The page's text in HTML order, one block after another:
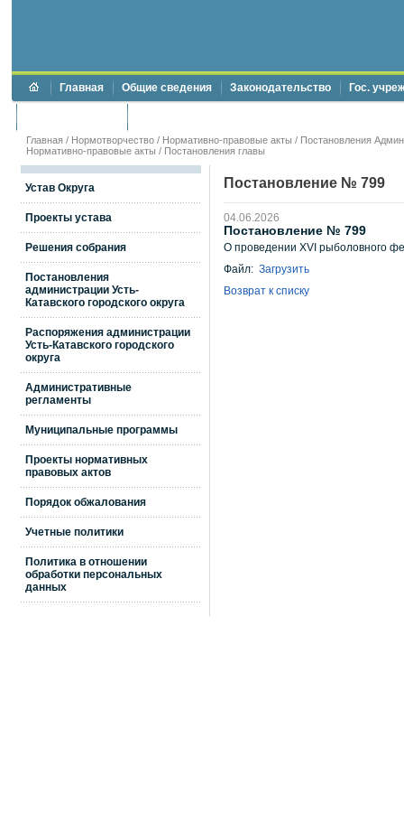
Главная Общие сведения Законодательство Гос.
Главная / Нормотворчество / Нормативно-правовые акты / Постановления
Нормативно-правовые акты / Постановления главы
Устав Округа
Проекты устава
Решения собрания
Постановления
администрации Усть-
Катавского городского округа
Распоряжения администрации
Усть-Катавского городского
округа
Административные
регламенты
Муниципальные программы
Проекты нормативных
правовых актов
Порядок обжалования
Учетные политики
Политика в отношении
обработки персональных
данных
Постановление № 799
04.06.2026
Постановление № 799
О проведении XVI рыболовного
Файл: Загрузить
Возврат к списку